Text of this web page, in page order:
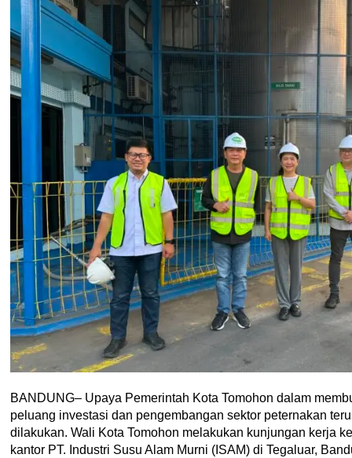
BANDUNG– Upaya Pemerintah Kota Tomohon dalam
peluang investasi dan pengembangan sektor peternakan
dilakukan. Wali Kota Tomohon melakukan kunjungan kerja ke
kantor PT. Industri Susu Alam Murni (ISAM) di Tegaluar,